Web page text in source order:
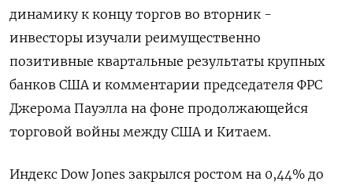
динамику к концу торгов во вторник -
инвесторы изучали реимущественно
позитивные квартальные результаты крупных
банков США и комментарии председателя ФРС
Джерома Пауэлла на фоне продолжающейся
торговой войны между США и Китаем.
Индекс Dow Jones закрылся ростом на 0,44% до